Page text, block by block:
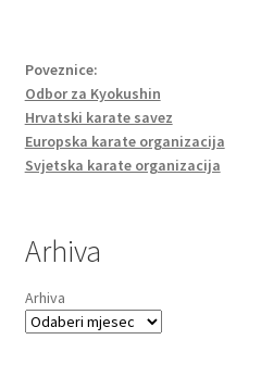
Poveznice:
Odbor za Kyokushin
Hrvatski karate savez
Europska karate organizacija
Svjetska karate organizacija
Arhiva
Arhiva